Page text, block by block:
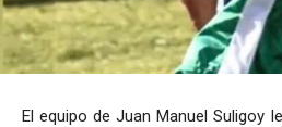
El equipo de Juan Manuel Suligoy